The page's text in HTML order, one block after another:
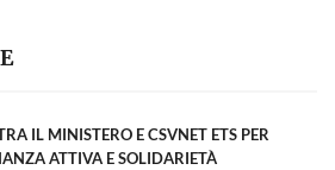
IL MINISTERO E CSVNET ETS PER
ATTIVA E SOLIDARIETÀ